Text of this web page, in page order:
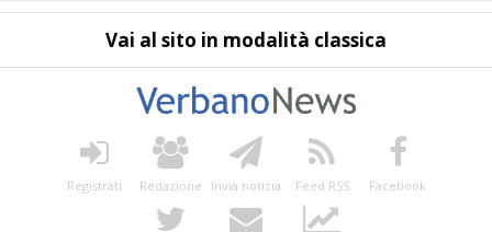
Vai al sito in modalità classica
Registrati Redazione Invia notizia Feed RSS Facebook